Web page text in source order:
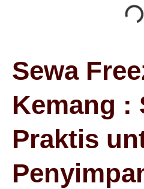
Sewa
Kemang :
Praktis